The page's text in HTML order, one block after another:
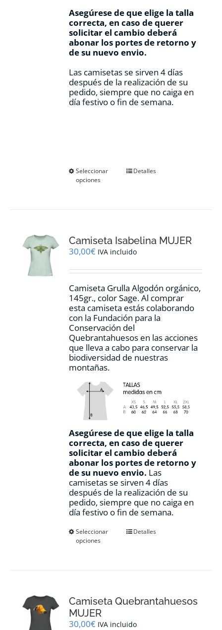
Asegúrese de que elige la talla
correcta, en caso de querer
solicitar el cambio deberá
abonar los portes de retorno y
de su nuevo envio.
Las camisetas se sirven 4 días
después de la realización de su
pedido, siempre que no caiga en
día festivo o fin de semana.
Seleccionar
opciones
Este
se
pueden
en
página
de
producto
Detalles
Camiseta Isabelina MUJER
30,00€ IVA incluido
Camiseta Grulla Algodón orgánico,
145gr., color Sage. Al comprar
esta camiseta estás colaborando
con la Fundación para la
Conservación del
Quebrantahuesos en las acciones
que lleva a cabo para conservar la
biodiversidad de nuestras
montañas.
Asegúrese de que elige la talla
correcta, en caso de querer
solicitar el cambio deberá
abonar los portes de retorno y
de su nuevo envio. Las
camisetas se sirven 4 días
después de la realización de su
pedido, siempre que no caiga en
día festivo o fin de semana.
Seleccionar
opciones
Este
se
elegir
Detalles
Camiseta Quebrantahuesos
MUJER
30,00€ IVA incluido